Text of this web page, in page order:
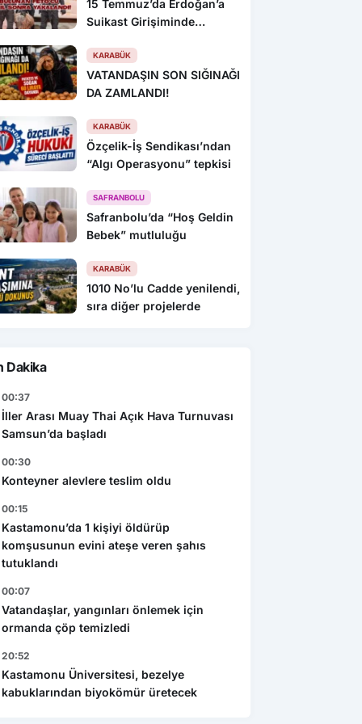
15 Temmuz’da Erdoğan’a
Suikast Girişiminde
Sonra Yakalandı!
KARABÜK
VATANDAŞIN SON SIĞINAĞI
DA ZAMLANDI!
KARABÜK
Özçelik-İş Sendikası’ndan
“Algı Operasyonu” tepkisi
SAFRANBOLU
Safranbolu’da “Hoş Geldin
Bebek” mutluluğu
KARABÜK
1010 No’lu Cadde yenilendi,
sıra diğer projelerde
Dakika
00:37
İller Arası Muay Thai Açık Hava Turnuvası
Samsun’da başladı
00:30
Konteyner alevlere teslim oldu
00:15
Kastamonu’da 1 kişiyi öldürüp
komşusunun evini ateşe veren şahıs
tutuklandı
00:07
Vatandaşlar, yangınları önlemek için
ormanda çöp temizledi
20:52
Kastamonu Üniversitesi, bezelye
kabuklarından biyokömür üretecek